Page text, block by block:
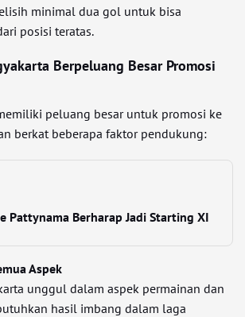
minimal dua gol untuk bisa
posisi teratas.
Berpeluang Besar Promosi
peluang besar untuk promosi ke
berkat beberapa faktor pendukung:
Pattynama Berharap Jadi Starting XI
Aspek
unggul dalam aspek permainan dan
hasil imbang dalam laga